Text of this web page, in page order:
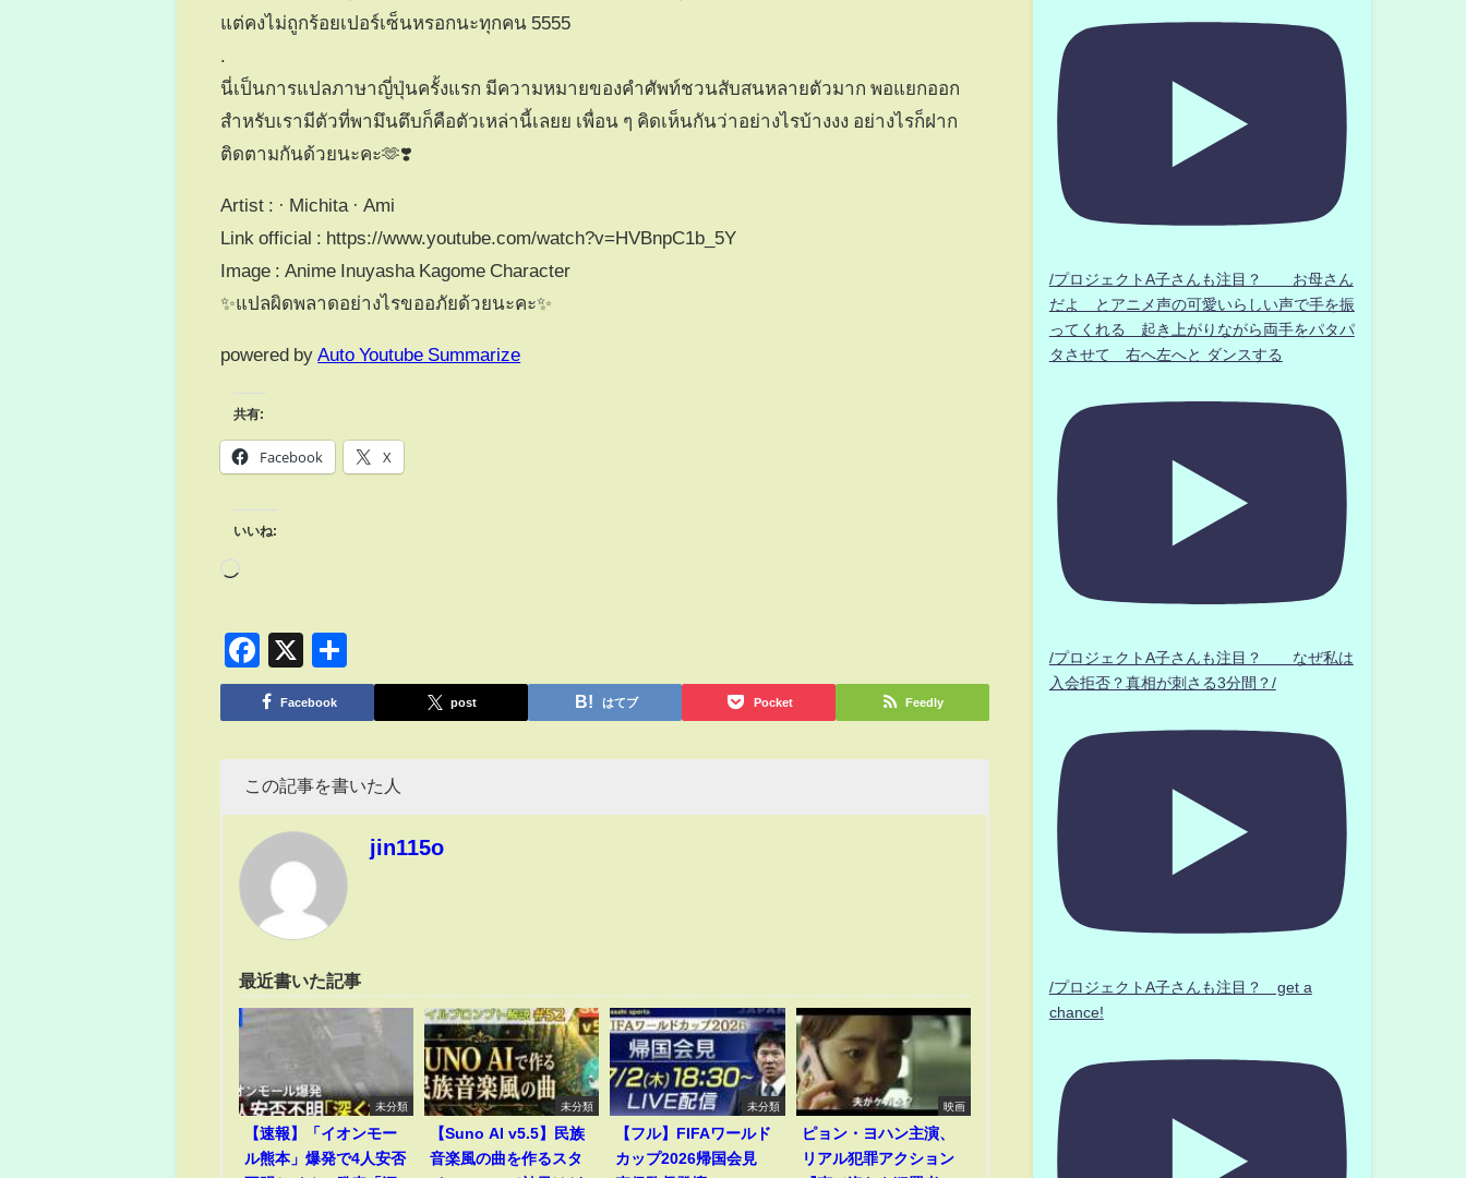
แต่คงไม่ถูกร้อยเปอร์เซ็นหรอกนะทุกคน 5555
นี่เป็นการแปลภาษาญี่ปุ่นครั้งแรก มีความหมายของคำศัพท์ชวนสับสนหลายตัวมาก พอแยกออก
สำหรับเรามีตัวที่พามึนตึบก็คือตัวเหล่านี้เลยย เพื่อน ๆ คิดเห็นกันว่าอย่างไรบ้างงง อย่างไรก็ฝาก
ติดตามกันด้วยนะคะ🫶❣️
Artist : · Michita · Ami
Link official : https://www.youtube.com/watch?v=HVBnpC1b_5Y
Image : Anime Inuyasha Kagome Character
✨แปลผิดพลาดอย่างไรขออภัยด้วยนะคะ✨
powered by Auto Youtube Summarize
共有:
Facebook X
いいね:
Facebook
X
有
Facebook post はてブ Pocket Feedly
この記事を書いた人
jin115o
最近書いた記事
未分類
【速報】「イオンモー
ル熊本」爆発で4人安否
未分類
【Suno AI v5.5】民族
音楽風の曲を作るスタ
未分類
【フル】FIFAワールド
カップ2026帰国会見
映画
ピョン・ヨハン主演、
リアル犯罪アクション
/プロジェクトA子さんも注目？ お母さん
だよ とアニメ声の可愛いらしい声で手を振
ってくれる 起き上がりながら両手をパタパ
タさせて 右へ左へと ダンスする
/プロジェクトA子さんも注目？ なぜ私は
入会拒否？真相が刺さる3分間？/
/プロジェクトA子さんも注目？ get a
chance!